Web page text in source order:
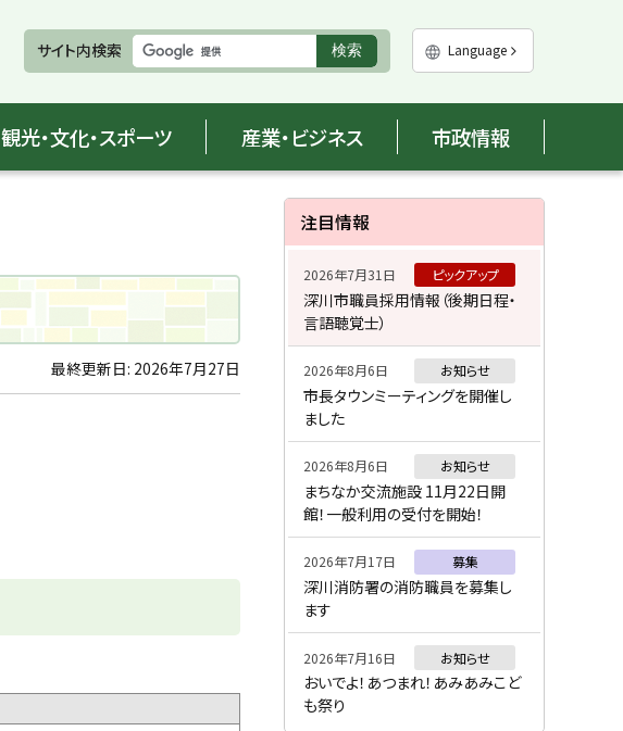
サイト内検索 検索実
行
Language
観光・文化・スポーツ 産業・ビジネス 市政情報
最終更新日: 2026年7月27日
サ
イ
メ
ニ
ュ
ー
注目情報
2026年7月31日 ピックアップ
深川市職員採用情報（後期日程・
言語聴覚士）
2026年8月6日 お知らせ
市長タウンミーティングを開催し
ました
2026年8月6日 お知らせ
まちなか交流施設 11月22日開
館！一般利用の受付を開始！
2026年7月17日 募集
深川消防署の消防職員を募集し
ます
2026年7月16日 お知らせ
おいでよ！あつまれ！あみあみこど
も祭り